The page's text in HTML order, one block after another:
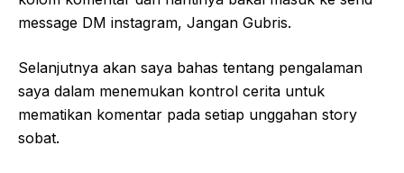
message DM instagram, Jangan Gubris.
Selanjutnya akan saya bahas tentang pengalaman
saya dalam menemukan kontrol cerita untuk
mematikan komentar pada setiap unggahan story
sobat.